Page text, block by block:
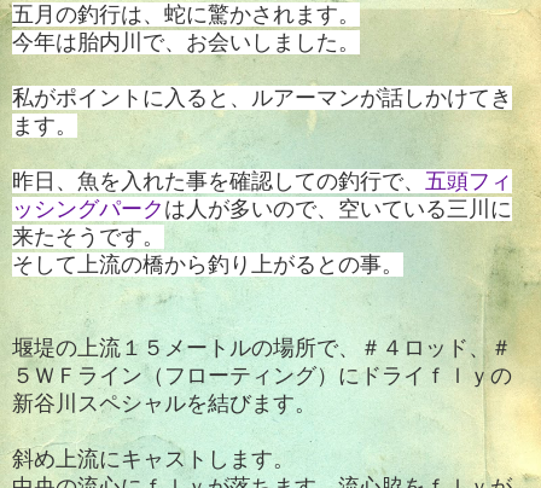
五月の釣行は、蛇に驚かされます。
今年は胎内川で、お会いしました。
私がポイントに入ると、ルアーマンが話しかけてき
ます。
昨日、魚を入れた事を確認しての釣行で、 五頭フィ
ッシングパーク は人が多いので、空いている三川に
来たそうです。
そして上流の橋から釣り上がるとの事。
堰堤の上流１５メートルの場所で、＃４ロッド、＃
５ＷＦライン（フローティング）にドライｆｌｙの
新谷川スペシャルを結びます。
斜め上流にキャストします。